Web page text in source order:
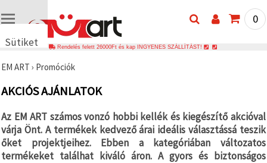
Sütiket
🍪 Cookie-
hasonló
annak
érdekében,
hogy
biztosítsuk
a weboldal
0
Rendelés felett 26000Ft és kap INGYENES SZÁLLÍTÁST!
EM ART › Promóciók
AKCIÓS AJÁNLATOK
Az EM ART számos vonzó hobbi kellék és kiegészítő akcióval
várja Önt. A termékek kedvező árai ideális választássá teszik
őket projektjeihez. Ebben a kategóriában változatos
termékeket találhat kiváló áron. A gyors és biztonságos